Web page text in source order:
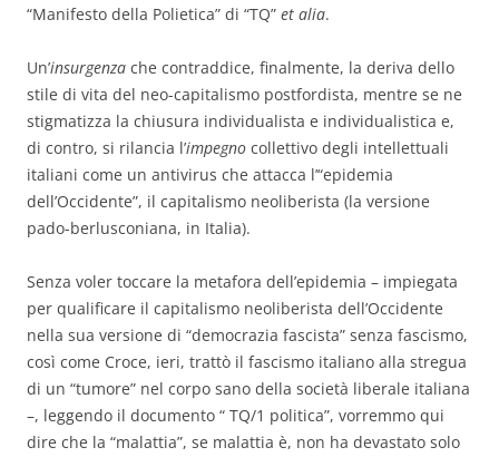
“Manifesto della Polietica” di “TQ” et alia.
Un’insurgenza che contraddice, finalmente, la deriva dello
stile di vita del neo-capitalismo postfordista, mentre se ne
stigmatizza la chiusura individualista e individualistica e,
di contro, si rilancia l’impegno collettivo degli intellettuali
italiani come un antivirus che attacca l’“epidemia
dell’Occidente”, il capitalismo neoliberista (la versione
pado-berlusconiana, in Italia).
Senza voler toccare la metafora dell’epidemia – impiegata
per qualificare il capitalismo neoliberista dell’Occidente
nella sua versione di “democrazia fascista” senza fascismo,
così come Croce, ieri, trattò il fascismo italiano alla stregua
di un “tumore” nel corpo sano della società liberale italiana
–, leggendo il documento “ TQ/1 politica”, vorremmo qui
dire che la “malattia”, se malattia è, non ha devastato solo